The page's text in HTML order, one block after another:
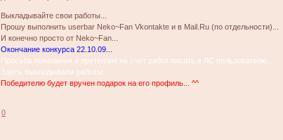
Выкладывайте свои работы...
Прошу выполнить userbar Neko~Fan Vkontakte и в Mail.Ru (по отдельности)...
И конечно просто от Neko~Fan...
Окончание конкурса 22.10.09...
Просьба пожелания и претензии на счет работ писать в ЛС пользователю...
Здесь выкладываем работы...
Победителю будет вручен подарок на его профиль... ^^
0